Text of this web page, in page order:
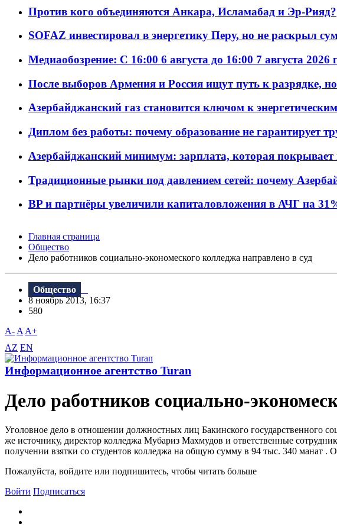
Против кого объединяются Анкара, Исламабад и Эр-Рияд?
SOFAZ инвестировал в энергетику Перу, но не раскрыл
Медиаобозрение: С 16:00 6 августа до 16:00 7 августа 2026
После выборов Армения и Россия ищут путь к разрядке,
Азербайджанский газ становится ключом к
Диплом без работы: почему образование не гарантирует
Азербайджанский минимум: зарплата, которая
Традиционные рынки под давлением сетей: почему
BP и партнёры увеличили капиталовложения в АЧГ на
Главная страница
Общество
Дело работников социально-экономеского колледжа направлено в суд
Общество
8 ноябрь 2013, 16:37
580
A- A A+
AZ EN
Информационное агентство Turan
Дело работников социально-
Уголовное дело в отношении должностных лиц Бакинского государственного
же источнику, директор колледжа Мубариз Махмудов и ответственные
получении взятки со студентов колледжа на общую сумму в 94 тыс. 340 манат .
Пожалуйста, войдите или подпишитесь, чтобы читать больше
Войти Подписаться